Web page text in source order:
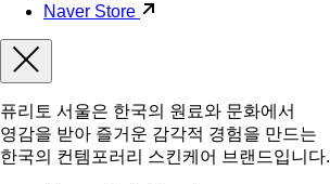
Naver Store
퓨리토 서울은 한국의 원료와 문화에서
영감을 받아 즐거운 감각적 경험을 만드는
한국의 컨템포러리 스킨케어 브랜드입니다.